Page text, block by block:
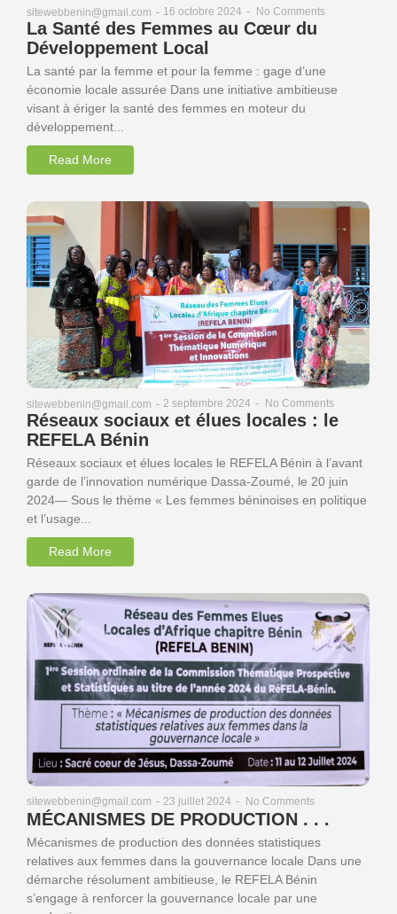
sitewebbenin@gmail.com - 16 octobre 2024 - No Comments
La Santé des Femmes au Cœur du
Développement Local
La santé par la femme et pour la femme : gage d’une
économie locale assurée Dans une initiative ambitieuse
visant à ériger la santé des femmes en moteur du
développement...
Read More
sitewebbenin@gmail.com - 2 septembre 2024 - No Comments
Réseaux sociaux et élues locales : le
REFELA Bénin
Réseaux sociaux et élues locales le REFELA Bénin à l’avant
garde de l’innovation numérique Dassa-Zoumé, le 20 juin
2024— Sous le thème « Les femmes béninoises en politique
et l’usage...
Read More
sitewebbenin@gmail.com - 23 juillet 2024 - No Comments
MÉCANISMES DE PRODUCTION . . .
Mécanismes de production des données statistiques
relatives aux femmes dans la gouvernance locale Dans une
démarche résolument ambitieuse, le REFELA Bénin
s’engage à renforcer la gouvernance locale par une